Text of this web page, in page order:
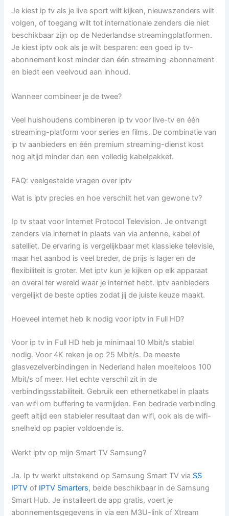
Je kiest ip tv als je live sport wilt kijken, nieuwszenders wilt
volgen, of toegang wilt tot internationale zenders die niet
beschikbaar zijn op de Nederlandse streamingplatformen.
Je kiest iptv ook als je wilt besparen: een goed ip tv-
abonnement kost minder dan één streaming-abonnement
en biedt een veelvoud aan inhoud.
Wanneer combineer je de twee?
Veel huishoudens combineren ip tv voor live-tv en één
streaming-platform voor series en films. De combinatie van
ip tv aanbieders en één premium streaming-dienst kost
nog altijd minder dan een volledig kabelpakket.
FAQ: veelgestelde vragen over iptv
Wat is iptv precies en hoe verschilt het van gewone tv?
Ip tv staat voor Internet Protocol Television. Je ontvangt
zenders via internet in plaats van via antenne, kabel of
satelliet. De ervaring is vergelijkbaar met klassieke televisie,
maar het aanbod is veel breder, de prijs is lager en de
flexibiliteit is groter. Met iptv kun je kijken op elk apparaat
en overal ter wereld waar je internet hebt. iptv aanbieders
vergelijkt de beste opties zodat jij de juiste keuze maakt.
Hoeveel internet heb ik nodig voor iptv in Full HD?
Voor ip tv in Full HD heb je minimaal 10 Mbit/s stabiel
nodig. Voor 4K reken je op 25 Mbit/s. De meeste
glasvezelverbindingen in Nederland halen moeiteloos 100
Mbit/s of meer. Het echte verschil zit in de
verbindingsstabiliteit. Gebruik een ethernetkabel in plaats
van wifi om buffering te vermijden. Een bedrade verbinding
geeft altijd een stabieler resultaat dan wifi, ook als de wifi-
snelheid op papier voldoende is.
Werkt iptv op mijn Smart TV Samsung?
Ja. Ip tv werkt uitstekend op Samsung Smart TV via SS
IPTV of IPTV Smarters, beide beschikbaar in de Samsung
Smart Hub. Je installeert de app gratis, voert je
abonnementsgegevens in via een M3U-link of Xtream